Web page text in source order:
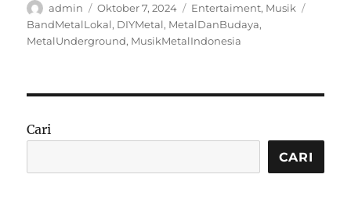
Author
admin
Posted
on
Oktober 7, 2024 Categories
Entertaiment, Musik
BandMetalLokal, DIYMetal, MetalDanBudaya,
MetalUnderground, MusikMetalIndonesia
Cari
CARI